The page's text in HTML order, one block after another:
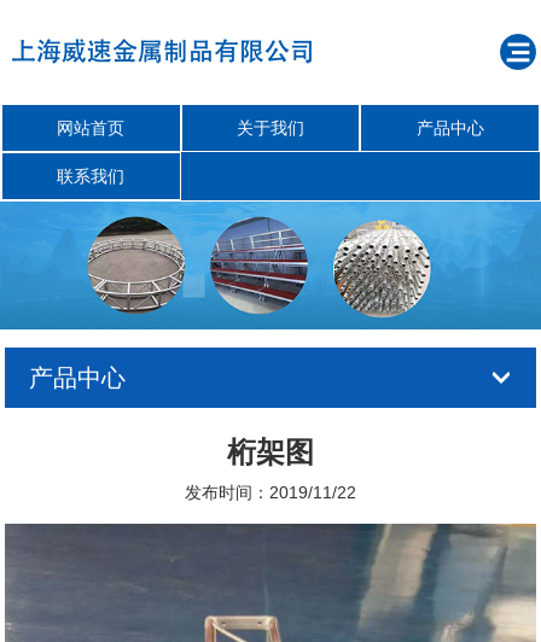
网站首页 关于我们 产品中心
联系我们
产品中心
桁架图
发布时间：2019/11/22